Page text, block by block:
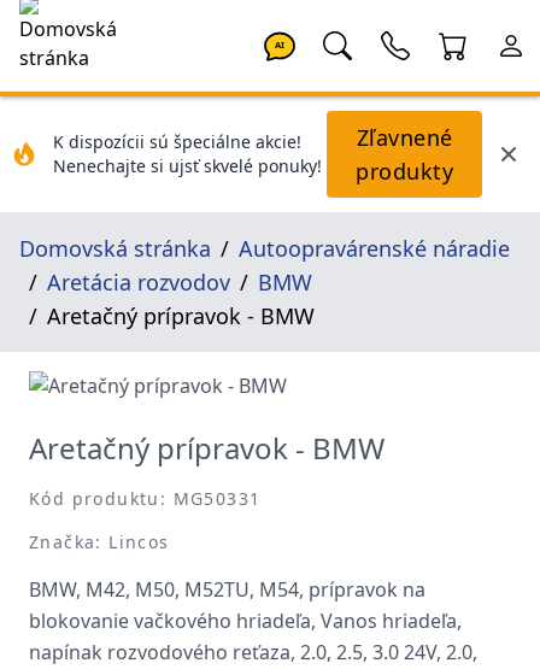
AI
K dispozícii sú špeciálne akcie!
Nenechajte si ujsť skvelé ponuky!
Zľavnené
produkty
Domovská stránka
Autoopravárenské náradie
Aretácia rozvodov
BMW
Aretačný prípravok - BMW
Aretačný prípravok - BMW
Kód produktu: MG50331
Značka: Lincos
BMW, M42, M50, M52TU, M54, prípravok na
blokovanie vačkového hriadeľa, Vanos hriadeľa,
napínak rozvodového reťaza, 2.0, 2.5, 3.0 24V, 2.0,